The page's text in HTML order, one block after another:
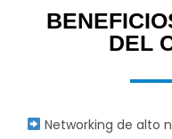
DEL
Networking de alto